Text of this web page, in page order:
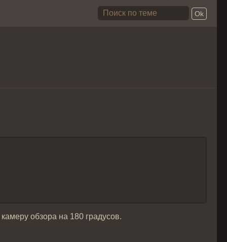
обзора на 180 градусов.